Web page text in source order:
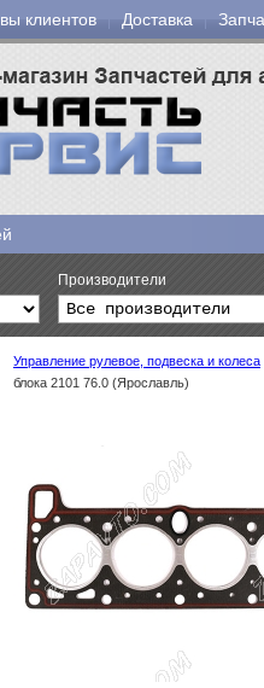
клиентов Доставка
Производители
Управление рулевое, подвеска и колеса
блока 2101 76.0 (Ярославль)